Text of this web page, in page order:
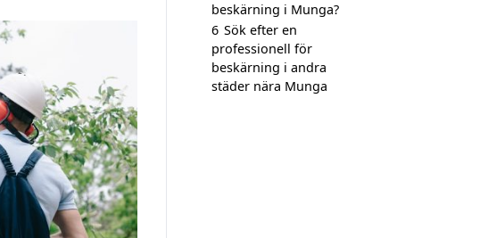
beskärning i Munga?
6 Sök efter en
professionell för
beskärning i andra
städer nära Munga